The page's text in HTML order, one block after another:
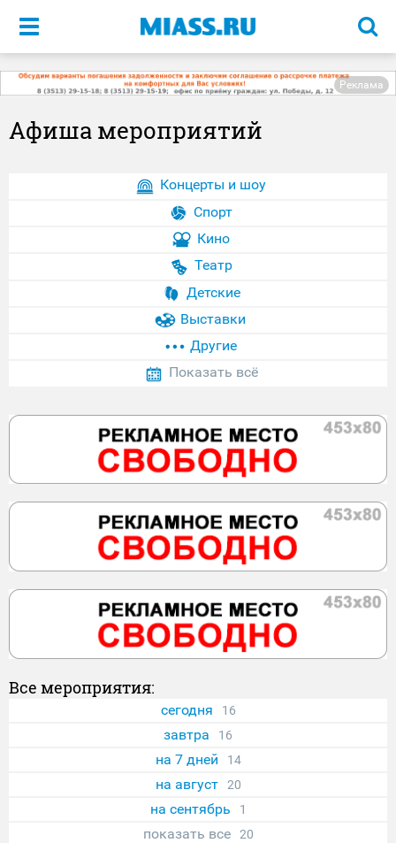
Меню
Реклама
Афиша мероприятий
Концерты и шоу
Спорт
Кино
Театр
Детские
Выставки
Другие
Показать всё
Все мероприятия:
сегодня 16
завтра 16
на 7 дней 14
на август 20
на сентябрь 1
показать все 20